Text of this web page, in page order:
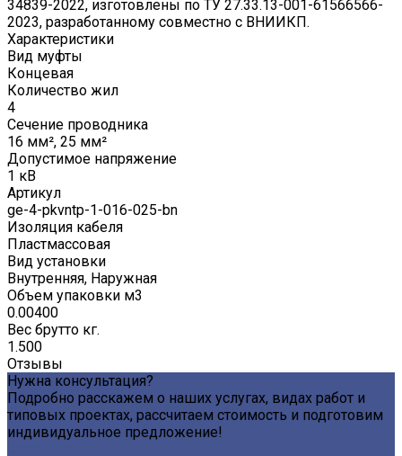
34839-2022, изготовлены по ТУ 27.33.13-001-61566566-
2023, разработанному совместно с ВНИИКП.
Характеристики
Вид муфты
Концевая
Количество жил
4
Сечение проводника
16 мм², 25 мм²
Допустимое напряжение
1 кВ
Артикул
ge-4-pkvntp-1-016-025-bn
Изоляция кабеля
Пластмассовая
Вид установки
Внутренняя, Наружная
Объем упаковки м3
0.00400
Вес брутто кг.
1.500
Отзывы
Нужна консультация?
Подробно расскажем о наших услугах, видах работ и
типовых проектах, рассчитаем стоимость и подготовим
индивидуальное предложение!